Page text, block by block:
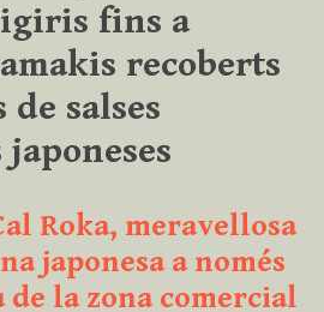
fins a
recoberts
salses
Roka, meravellosa
japonesa a només
de la zona comercial